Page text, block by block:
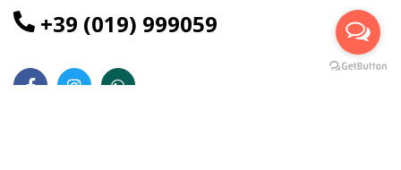
+39 (019) 999059